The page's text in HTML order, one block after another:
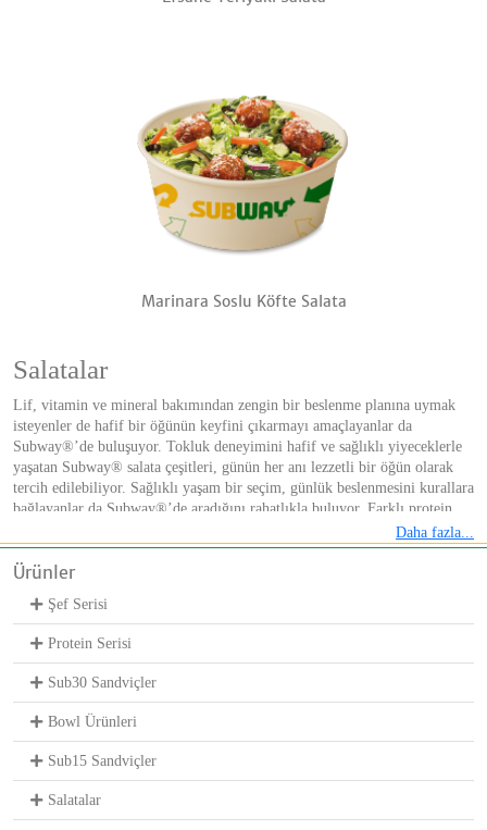
Marinara Soslu Köfte Salata
Salatalar
Lif, vitamin ve mineral bakımından zengin bir beslenme planına uymak
isteyenler de hafif bir öğünün keyfini çıkarmayı amaçlayanlar da
Subway®’de buluşuyor. Tokluk deneyimini hafif ve sağlıklı yiyeceklerle
yaşatan Subway® salata çeşitleri, günün her anı lezzetli bir öğün olarak
tercih edilebiliyor. Sağlıklı yaşam bir seçim, günlük beslenmesini kurallara
bağlayanlar da Subway®’de aradığını rahatlıkla buluyor. Farklı protein
kaynakları ile besin değerleri değişen salata çeşitleri, tek başlarına
doyurucu öğünler sunarken sofraları zenginleştirmek için de ideal tercihler
arasında gösteriliyor.
Tavuklu Salata Çeşitleri
Tavuk etinden de sağlıklı öğünlerden de vazgeçemeyenlerin gözdesi
tavuklu salata çeşitleri Subway® menüsünün öne çıkanlarından olmayı
sürdürüyor. Her biri taptaze sebzelerle hazırlanıyor, seçilen soslarla
zenginleştiriliyor.
Tavuk Lokmalı Salata
Tavuk lokmalarının doyuruculuğu, taze sebzelerin ferahlığı ve peynirin
lezzetiTavuk Lokmalı Salata’nın
çeşniler seçilebildiğinden her siparişte farklı bir deneyim yaşanabiliyor.
Daha fazla...
Ürünler
Şef Serisi
Protein Serisi
Sub30 Sandviçler
Bowl Ürünleri
Sub15 Sandviçler
Salatalar